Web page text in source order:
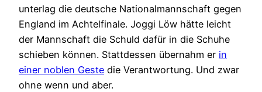
unterlag die deutsche Nationalmannschaft gegen
England im Achtelfinale. Joggi Löw hätte leicht
der Mannschaft die Schuld dafür in die Schuhe
schieben können. Stattdessen übernahm er in
einer noblen Geste die Verantwortung. Und zwar
ohne wenn und aber.